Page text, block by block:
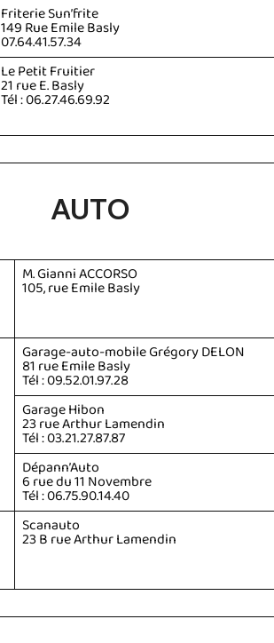
Friterie Sun’frite
149 Rue Emile Basly
07.64.41.57.34
Le Petit Fruitier
21 rue E. Basly
Tél : 06.27.46.69.92
AUTO
M. Gianni ACCORSO
105, rue Emile Basly
Garage-auto-mobile Grégory DELON
81 rue Emile Basly
Tél : 09.52.01.97.28
Garage Hibon
23 rue Arthur Lamendin
Tél : 03.21.27.87.87
Dépann’Auto
6 rue du 11 Novembre
Tél : 06.75.90.14.40
Scanauto
23 B rue Arthur Lamendin